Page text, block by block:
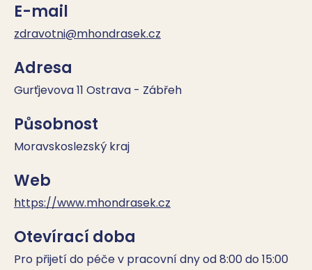
E-mail
zdravotni@mhondrasek.cz
Adresa
Gurťjevova 11 Ostrava - Zábřeh
Působnost
Moravskoslezský kraj
Web
https://www.mhondrasek.cz
Otevírací doba
Pro přijetí do péče v pracovní dny od 8:00 do 15:00